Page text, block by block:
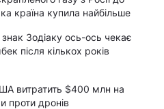
країна купила найбільше
Зодіаку ось-ось чекає
після кількох років
витратить $400 млн на
проти дронів